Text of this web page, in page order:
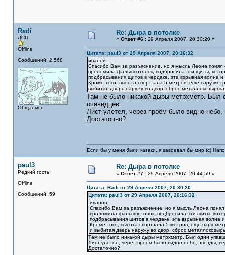
Radi
ДСП
Offline
Сообщений: 2,568
Общаемся!
Re: Дыра в потолке
« Ответ #6 : 29 Апреля 2007, 20:30:20 »
Цитата: paul3 от 29 Апреля 2007, 20:16:32
иванов
Спасибо Вам за разъяснение, но я мысль Леона понял
проломила фальшпотолок, подбросила эти щиты,
подбрасывания щитов в чердаке, эта взрывная
Кроме того, высота спортзала 5 метров, ещё пару
выбитая дверь наружу во двор, сброс
Там не было никакой дыры метрхметр. Был
очевидцев.
Лист улетел, через проём было видно
Достаточно?
Если бы у меня были казаки, я завоевал бы мир (с)
paul3
Редкий гость
Offline
Сообщений: 59
Re: Дыра в потолке
« Ответ #7 : 29 Апреля 2007, 20:44:59 »
Цитата: Radi от 29 Апреля 2007, 20:30:20
Цитата: paul3 от 29 Апреля 2007, 20:16:32
иванов
Спасибо Вам за разъяснение, но я мысль Леона
проломила фальшпотолок, подбросила эти щиты,
подбрасывания щитов в чердаке, эта взрывная
Кроме того, высота спортзала 5 метров, ещё пару
и выбитая дверь наружу во двор, сброс
Там не было никакой дыры метрхметр. Был один
Лист улетел, через проём было видно небо, звёзды,
Достаточно?